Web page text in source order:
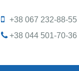
+38 067 232-88-55
+38 044 501-70-36